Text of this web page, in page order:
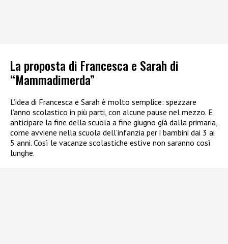
La proposta di Francesca e Sarah di
“Mammadimerda”
L’idea di Francesca e Sarah è molto semplice: spezzare
l’anno scolastico in più parti, con alcune pause nel mezzo. E
anticipare la fine della scuola a fine giugno già dalla primaria,
come avviene nella scuola dell’infanzia per i bambini dai 3 ai
5 anni. Così le vacanze scolastiche estive non saranno così
lunghe.